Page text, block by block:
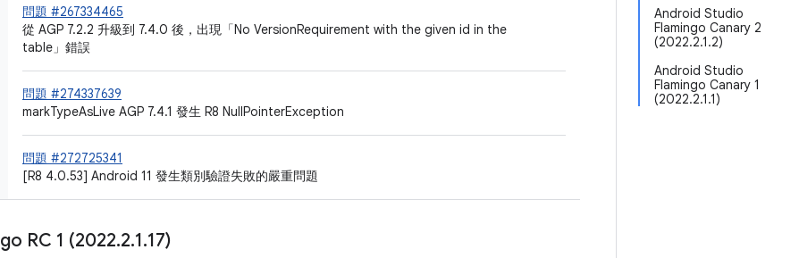
Android Studio
Flamingo Canary 2
(2022.2.1.2)
Android Studio
Flamingo Canary 1
(2022.2.1.1)
問題 #267334465
從 AGP 7.2.2 升級到 7.4.0 後，出現「No VersionRequirement with the given id in the
table」錯誤
問題 #274337639
markTypeAsLive AGP 7.4.1 發生 R8 NullPointerException
問題 #272725341
[R8 4.0.53] Android 11 發生類別驗證失敗的嚴重問題
RC 1 (2022.2.1.17)